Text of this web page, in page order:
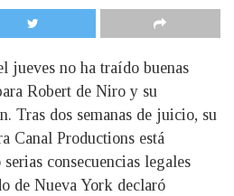
jueves no ha traído buenas
Robert de Niro y su
Tras dos semanas de juicio, su
Canal Productions está
consecuencias legales
de Nueva York declaró